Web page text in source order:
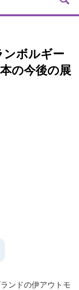
ンボルギー
の今後の展
ンドの伊アウトモ